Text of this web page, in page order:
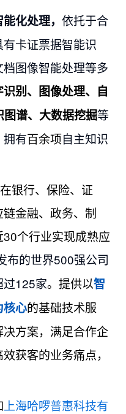
化处理， 依托于合
卡证票据智能识
图像智能处理等多
别、 图像处理、自
谱、大数据挖掘等
拥有百余项自主知识
银行、保险、证
金融、政务、制
个行业实现成熟应
布的世界500强公司
过125家。提供以智
核心的基础技术服
方案，满足合作企
获客的业务痛点，
上海哈啰普惠科技有